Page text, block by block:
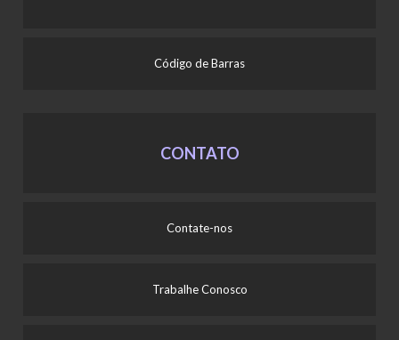
Código de Barras
CONTATO
Contate-nos
Trabalhe Conosco